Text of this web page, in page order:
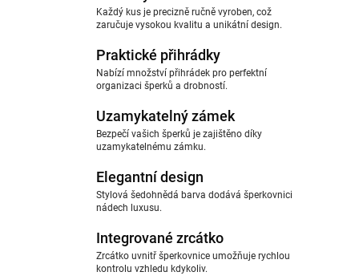
Každý kus je precizně ručně vyroben, což
zaručuje vysokou kvalitu a unikátní design.
Praktické přihrádky
Nabízí množství přihrádek pro perfektní
organizaci šperků a drobností.
Uzamykatelný zámek
Bezpečí vašich šperků je zajištěno díky
uzamykatelnému zámku.
Elegantní design
Stylová šedohnědá barva dodává šperkovnici
nádech luxusu.
Integrované zrcátko
Zrcátko uvnitř šperkovnice umožňuje rychlou
kontrolu vzhledu kdykoliv.